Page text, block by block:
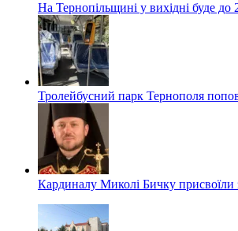
На Тернопільщині у вихідні буде до
Тролейбусний парк Тернополя
Кардиналу Миколі Бичку